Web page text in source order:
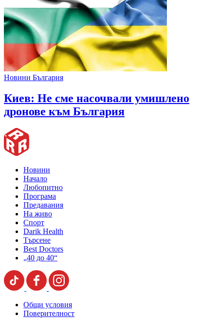
Новини България
Киев: Не сме насочвали умишлено
дронове към България
Новини
Начало
Любопитно
Програма
Предавания
На живо
Спорт
Darik Health
Търсене
Best Doctors
„40 до 40“
Общи условия
Поверителност